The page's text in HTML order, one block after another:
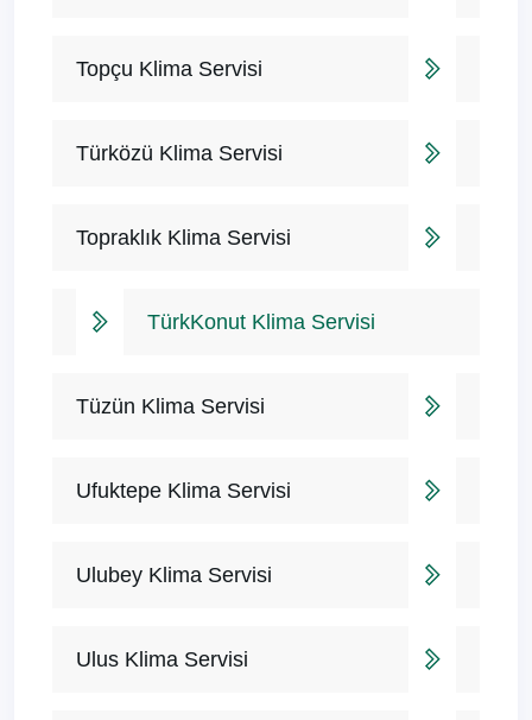
Topçu Klima Servisi
Türközü Klima Servisi
Topraklık Klima Servisi
TürkKonut Klima Servisi
Tüzün Klima Servisi
Ufuktepe Klima Servisi
Ulubey Klima Servisi
Ulus Klima Servisi